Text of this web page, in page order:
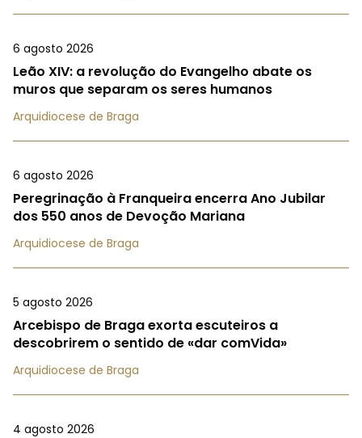
6 agosto 2026
Leão XIV: a revolução do Evangelho abate os
muros que separam os seres humanos
Arquidiocese de Braga
6 agosto 2026
Peregrinação à Franqueira encerra Ano Jubilar
dos 550 anos de Devoção Mariana
Arquidiocese de Braga
5 agosto 2026
Arcebispo de Braga exorta escuteiros a
descobrirem o sentido de «dar comVida»
Arquidiocese de Braga
4 agosto 2026